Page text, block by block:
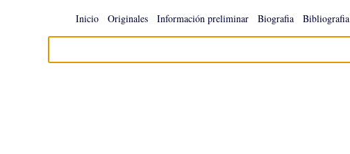
Inicio Originales Información preliminar Biografia Bibliografia